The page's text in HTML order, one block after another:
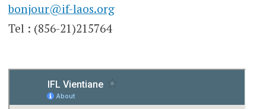
bonjour@if-laos.org
Tel : (856-21)215764